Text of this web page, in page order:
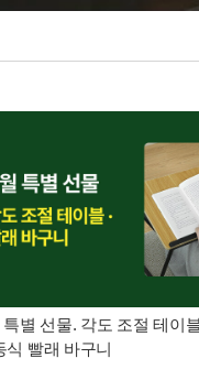
특별 선물. 각도 조절 테이
식 빨래 바구니